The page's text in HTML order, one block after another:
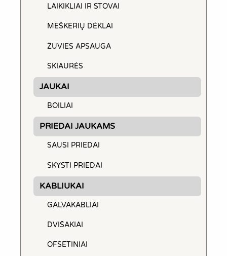
LAIKIKLIAI IR STOVAI
MEŠKERIŲ DĖKLAI
ŽUVIES APSAUGA
SKIAURĖS
JAUKAI
BOILIAI
PRIEDAI JAUKAMS
SAUSI PRIEDAI
SKYSTI PRIEDAI
KABLIUKAI
GALVAKABLIAI
DVIŠAKIAI
OFSETINIAI